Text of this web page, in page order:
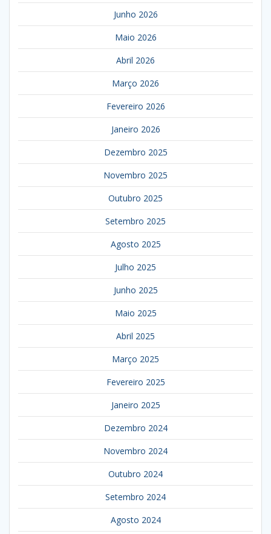
Junho 2026
Maio 2026
Abril 2026
Março 2026
Fevereiro 2026
Janeiro 2026
Dezembro 2025
Novembro 2025
Outubro 2025
Setembro 2025
Agosto 2025
Julho 2025
Junho 2025
Maio 2025
Abril 2025
Março 2025
Fevereiro 2025
Janeiro 2025
Dezembro 2024
Novembro 2024
Outubro 2024
Setembro 2024
Agosto 2024